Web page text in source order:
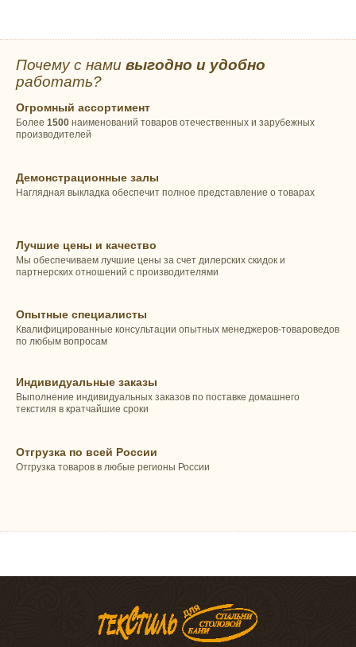
Почему с нами выгодно и удобно
работать?
Огромный ассортимент
Более 1500 наименований товаров отечественных и зарубежных
производителей
Демонстрационные залы
Наглядная выкладка обеспечит полное представление о товарах
Лучшие цены и качество
Мы обеспечиваем лучшие цены за счет дилерских скидок и
партнерских отношений с производителями
Опытные специалисты
Квалифицированные консультации опытных менеджеров-товароведов
по любым вопросам
Индивидуальные заказы
Выполнение индивидуальных заказов по поставке домашнего
текстиля в кратчайшие сроки
Отгрузка по всей России
Отгрузка товаров в любые регионы России